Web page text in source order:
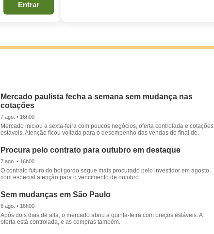
Entrar
Mercado paulista fecha a semana sem mudança nas
cotações
7 ago. • 16h00
Mercado iniciou a sexta-feira com poucos negócios, oferta controlada e cotações
estáveis. Atenção ficou voltada para o desempenho das vendas do final de.
Procura pelo contrato para outubro em destaque
7 ago. • 16h00
O contrato futuro do boi gordo segue mais procurado pelo investidor em agosto,
com especial atenção para o vencimento de outubro.
Sem mudanças em São Paulo
6 ago. • 16h00
Após dois dias de alta, o mercado abriu a quinta-feira com preços estáveis. A
oferta está controlada, e as compras também.